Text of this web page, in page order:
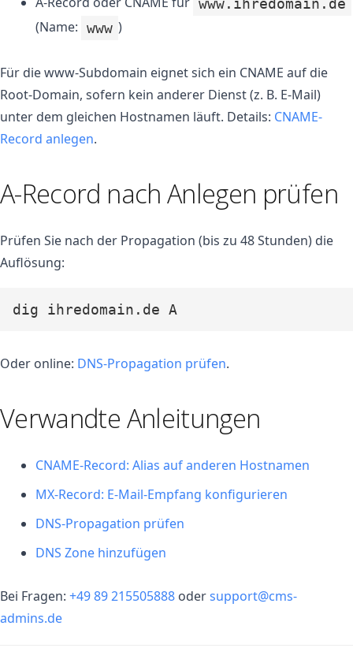
www.ihredomain.de
(Name: www )
Für die www-Subdomain eignet sich ein CNAME auf die
Root-Domain, sofern kein anderer Dienst (z. B. E-Mail)
unter dem gleichen Hostnamen läuft. Details: CNAME-
Record anlegen.
A-Record nach Anlegen prüfen
Prüfen Sie nach der Propagation (bis zu 48 Stunden) die
Auflösung:
dig ihredomain.de A
Oder online: DNS-Propagation prüfen.
Verwandte Anleitungen
CNAME-Record: Alias auf anderen Hostnamen
MX-Record: E-Mail-Empfang konfigurieren
DNS-Propagation prüfen
DNS Zone hinzufügen
Bei Fragen: +49 89 215505888 odersupport@cms-
admins.de